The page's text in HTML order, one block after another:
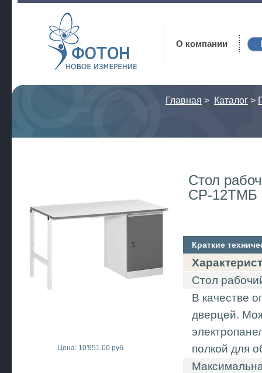
Фотон
О компании
Главная > Каталог >
Цена: 10'951.00 руб.
Стол
СР-12ТМБ
Краткие
Стол
В качестве
дверцей.
полкой для